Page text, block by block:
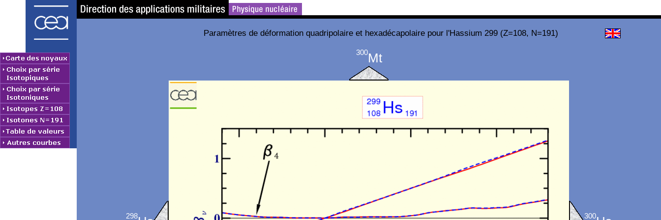
Paramètres de déformation quadripolaire et hexadécapolaire pour l'Hassium 299 (Z=108, N=191)
300Mt
298 300